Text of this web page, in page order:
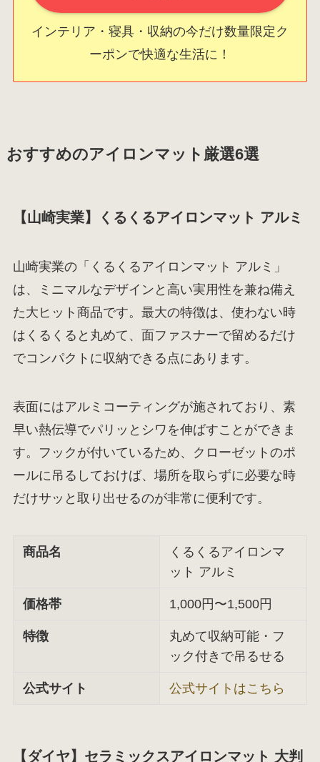
インテリア・寝具・収納の今だけ数量限定ク
ーポンで快適な生活に！
おすすめのアイロンマット厳選6選
【山崎実業】くるくるアイロンマット アルミ
山崎実業の「くるくるアイロンマット アルミ」
は、ミニマルなデザインと高い実用性を兼ね備え
た大ヒット商品です。最大の特徴は、使わない時
はくるくると丸めて、面ファスナーで留めるだけ
でコンパクトに収納できる点にあります。
表面にはアルミコーティングが施されており、素
早い熱伝導でパリッとシワを伸ばすことができま
す。フックが付いているため、クローゼットのポ
ールに吊るしておけば、場所を取らずに必要な時
だけサッと取り出せるのが非常に便利です。
商品名
くるくるアイロンマ
ット アルミ
価格帯 1,000円〜1,500円
特徴
丸めて収納可能・フ
ック付きで吊るせる
公式サイト 公式サイトはこちら
【ダイヤ】セラミックスアイロンマット 大判